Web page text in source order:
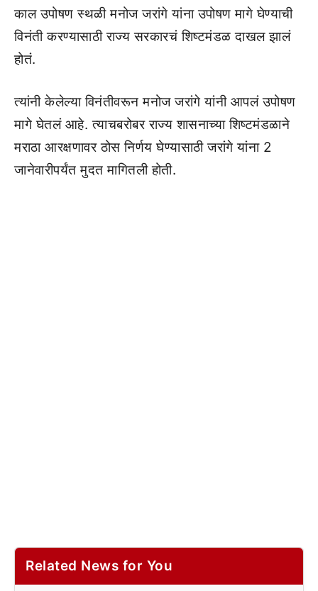
काल उपोषण स्थळी मनोज जरांगे यांना उपोषण मागे घेण्याची
विनंती करण्यासाठी राज्य सरकारचं शिष्टमंडळ दाखल झालं
होतं.
त्यांनी केलेल्या विनंतीवरून मनोज जरांगे यांनी आपलं उपोषण
मागे घेतलं आहे. त्याचबरोबर राज्य शासनाच्या शिष्टमंडळाने
मराठा आरक्षणावर ठोस निर्णय घेण्यासाठी जरांगे यांना 2
जानेवारीपर्यंत मुदत मागितली होती.
Related News for You